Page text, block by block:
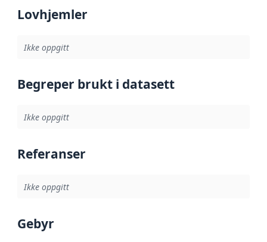
Lovhjemler
Ikke oppgitt
Begreper brukt i datasett
Ikke oppgitt
Referanser
Ikke oppgitt
Gebyr